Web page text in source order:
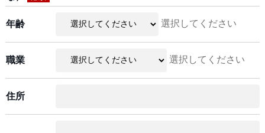
年齢 選択してください
職業 選択してください
住所